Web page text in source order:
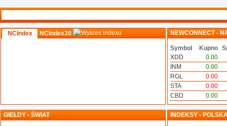
NCIndex NCIndex30 NEWCONNECT -
Symbol Kupno
XDD
0.00
INM
0.00
RGL
0.00
STA
0.00
CBD
0.00
GIEŁDY - ŚWIAT INDEKSY -